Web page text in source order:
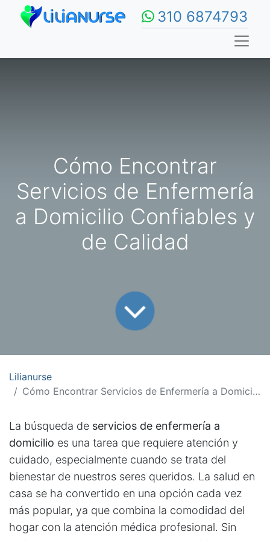
310 6874793
Cómo Encontrar
Servicios de Enfermería
a Domicilio Confiables y
de Calidad
Lilianurse
Cómo Encontrar Servicios de Enfermería a Domicilio Confiables y de Calidad
La búsqueda de servicios de enfermería a
domicilio es una tarea que requiere atención y
cuidado, especialmente cuando se trata del
bienestar de nuestros seres queridos. La salud en
casa se ha convertido en una opción cada vez
más popular, ya que combina la comodidad del
hogar con la atención médica profesional. Sin